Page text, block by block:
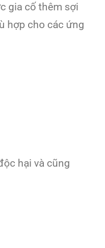
gia cố thêm sợi
hợp cho các ứng
hại và cũng